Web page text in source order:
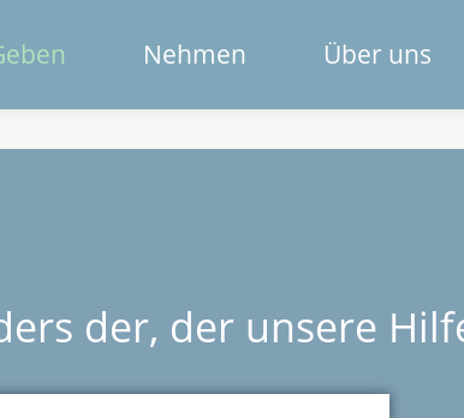
Nehmen Über uns
Erklärfilme
Registrierung
der, der unsere